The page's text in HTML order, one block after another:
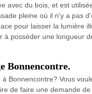
avec du bois, et est
pleine où il n'y a pas
pour laisser la lumière
à posséder une longueur
Bonnencontre.
Bonnencontre? Vous
de faire une demande